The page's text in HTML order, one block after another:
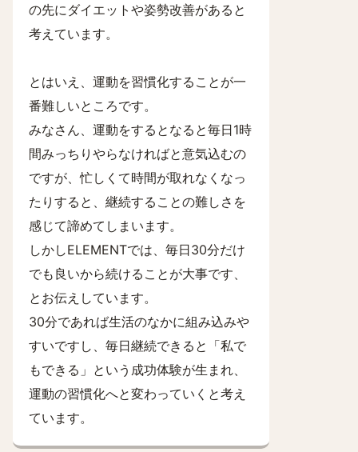
の先にダイエットや姿勢改善があると
考えています。
とはいえ、運動を習慣化することが一
番難しいところです。
みなさん、運動をするとなると毎日1時
間みっちりやらなければと意気込むの
ですが、忙しくて時間が取れなくなっ
たりすると、継続することの難しさを
感じて諦めてしまいます。
しかしELEMENTでは、毎日30分だけ
でも良いから続けることが大事です、
とお伝えしています。
30分であれば生活のなかに組み込みや
すいですし、毎日継続できると「私で
もできる」という成功体験が生まれ、
運動の習慣化へと変わっていくと考え
ています。